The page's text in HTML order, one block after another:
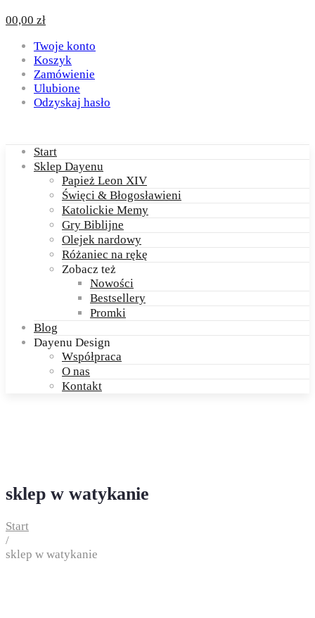
00,00 zł
Twoje konto
Koszyk
Zamówienie
Ulubione
Odzyskaj hasło
Start
Sklep Dayenu
Papież Leon XIV
Święci & Błogosławieni
Katolickie Memy
Gry Biblijne
Olejek nardowy
Różaniec na rękę
Zobacz też
Nowości
Bestsellery
Promki
Blog
Dayenu Design
Współpraca
O nas
Kontakt
sklep w watykanie
Start
/
sklep w watykanie